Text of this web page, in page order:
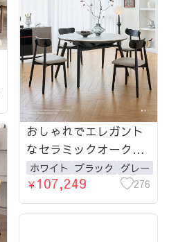
おしゃれでエレガント
なセラミックオークテ
ーブルセット - インテ
リアの主役に！ fjx-
2635-table
ホワイト ブラック グレー
￥107,249 276